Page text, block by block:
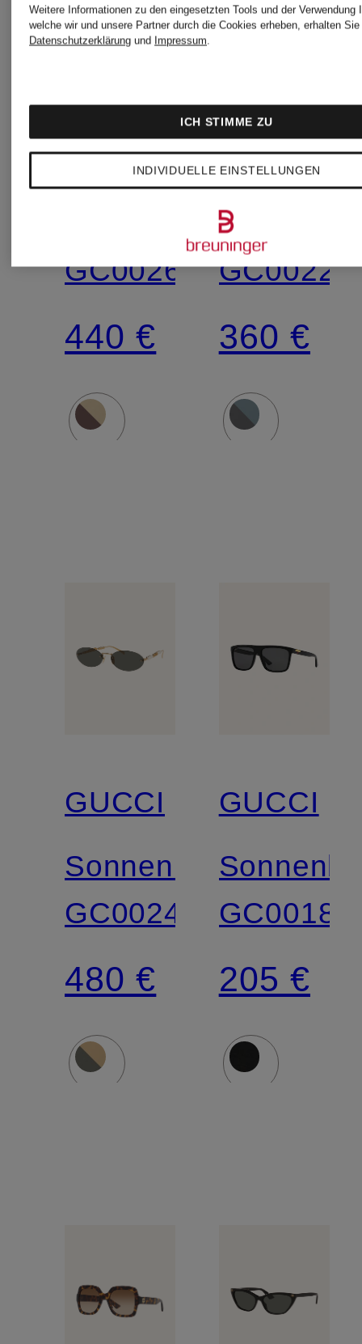
GUCCI
Sonnenbrille
GC002617
440 €
GUCCI
360 €
GUCCI
Sonnenbrille
GC002456
480 €
GUCCI
205 €
Weitere Informationen zu den eingesetzten Tools und der Verwendung
welche wir und unsere Partner durch die Cookies erheben, erhalten
Datenschutzerklärung und Impressum.
INDIVIDUELLE EINSTELLUNGEN
ICH STIMME ZU